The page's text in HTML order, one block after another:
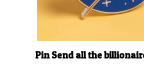
Pin Send all the